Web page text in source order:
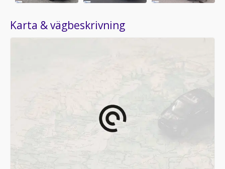
Karta & vägbeskrivning